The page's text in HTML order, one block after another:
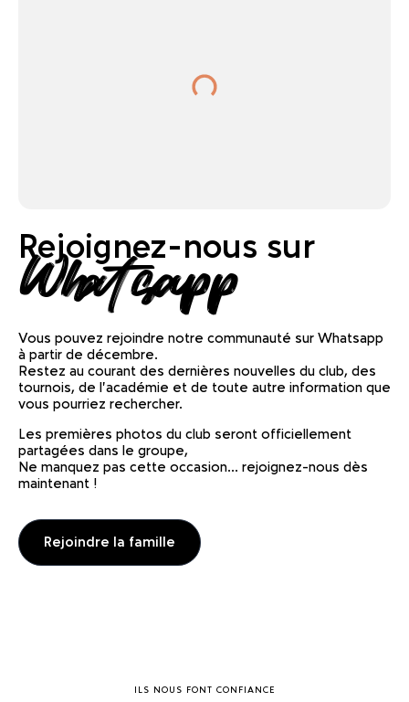
Rejoignez-nous sur
Whatsapp
Vous pouvez rejoindre notre communauté sur Whatsapp
à partir de décembre.
Restez au courant des dernières nouvelles du club, des
tournois, de l'académie et de toute autre information que
vous pourriez rechercher.
Les premières photos du club seront officiellement
partagées dans le groupe,
Ne manquez pas cette occasion... rejoignez-nous dès
maintenant !
Rejoindre la famille
ILS NOUS FONT CONFIANCE